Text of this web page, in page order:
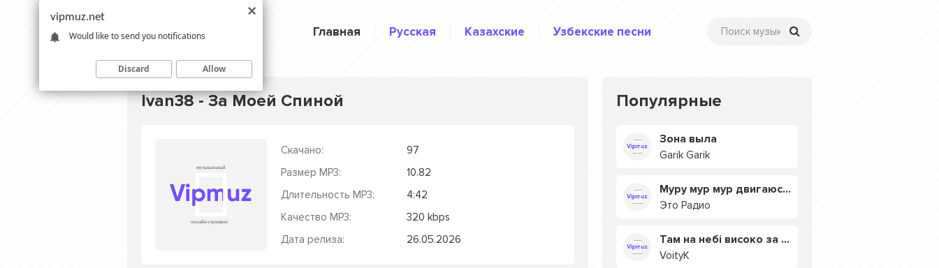
Главная Русская Казахские Узбекские песни
Ivan38 - За Моей Спиной
Скачано:
97
Размер MP3:
10.82
Длительность MP3:
4:42
Качество MP3:
320 kbps
Дата релиза:
26.05.2026
Популярные
Зона выла
Garik Garik
Муру мур мур двигаюсь на мурмулях
Это Радио
Там на небі високо за хмарами
VoityK
vipmuz.net
Would like to send you notifications
Discard Allow